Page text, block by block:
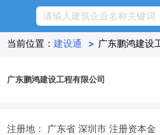
当前位置： 建设通 > 广东鹏鸿建设
广东鹏鸿建设工程有限公司
注册地： 广东省 深圳市 注册资本金